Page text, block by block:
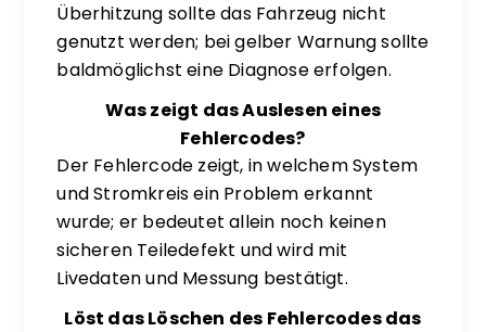
Überhitzung sollte das Fahrzeug nicht
genutzt werden; bei gelber Warnung sollte
baldmöglichst eine Diagnose erfolgen.
Was zeigt das Auslesen eines
Fehlercodes?
Der Fehlercode zeigt, in welchem System
und Stromkreis ein Problem erkannt
wurde; er bedeutet allein noch keinen
sicheren Teiledefekt und wird mit
Livedaten und Messung bestätigt.
Löst das Löschen des Fehlercodes das